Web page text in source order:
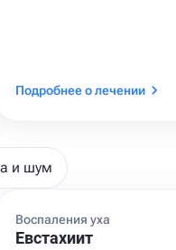
Подробнее о лечении
и шум
Воспаления уха
Евстахиит